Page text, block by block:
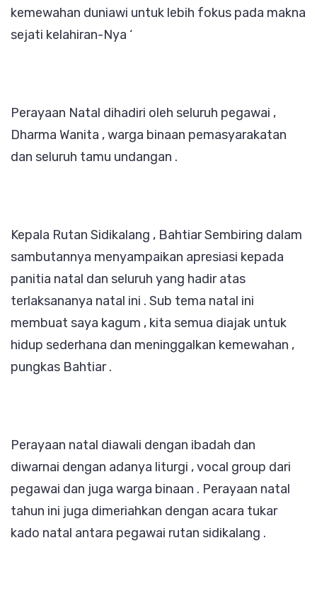
kemewahan duniawi untuk lebih fokus pada makna
sejati kelahiran-Nya ‘
Perayaan Natal dihadiri oleh seluruh pegawai ,
Dharma Wanita , warga binaan pemasyarakatan
dan seluruh tamu undangan .
Kepala Rutan Sidikalang , Bahtiar Sembiring dalam
sambutannya menyampaikan apresiasi kepada
panitia natal dan seluruh yang hadir atas
terlaksananya natal ini . Sub tema natal ini
membuat saya kagum , kita semua diajak untuk
hidup sederhana dan meninggalkan kemewahan ,
pungkas Bahtiar .
Perayaan natal diawali dengan ibadah dan
diwarnai dengan adanya liturgi , vocal group dari
pegawai dan juga warga binaan . Perayaan natal
tahun ini juga dimeriahkan dengan acara tukar
kado natal antara pegawai rutan sidikalang .